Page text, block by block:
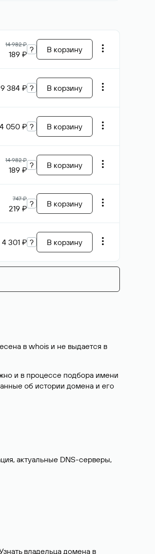
14 982 ₽
189 ₽ ? В корзину
9 384 ₽ ? В корзину
4 050 ₽ ? В корзину
14 982 ₽
189 ₽ ? В корзину
747 ₽
219 ₽ ? В корзину
4 301 ₽ ? В корзину
в whois и не выдается в
и в процессе подбора имени
об истории домена и его
актуальные DNS-серверы,
владельца домена в